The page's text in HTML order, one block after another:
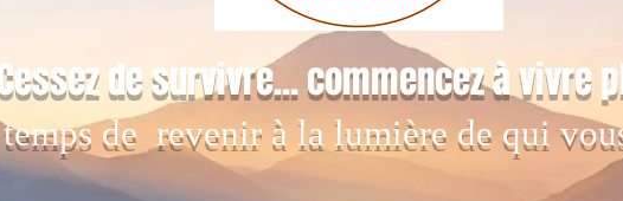
de survivre... commencez à vivre
de revenir à la lumière de qui